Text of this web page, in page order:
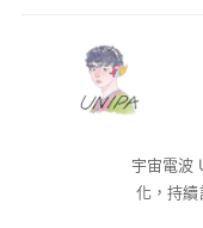
宇宙電波
化，持續